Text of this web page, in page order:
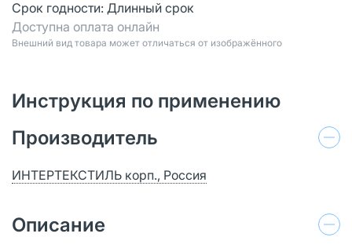
Срок годности: Длинный срок
Доступна оплата онлайн
Bнешний вид товара может отличаться от изображённого
Инструкция по применению
Производитель
ИНТЕРТЕКСТИЛЬ корп., Россия
Описание